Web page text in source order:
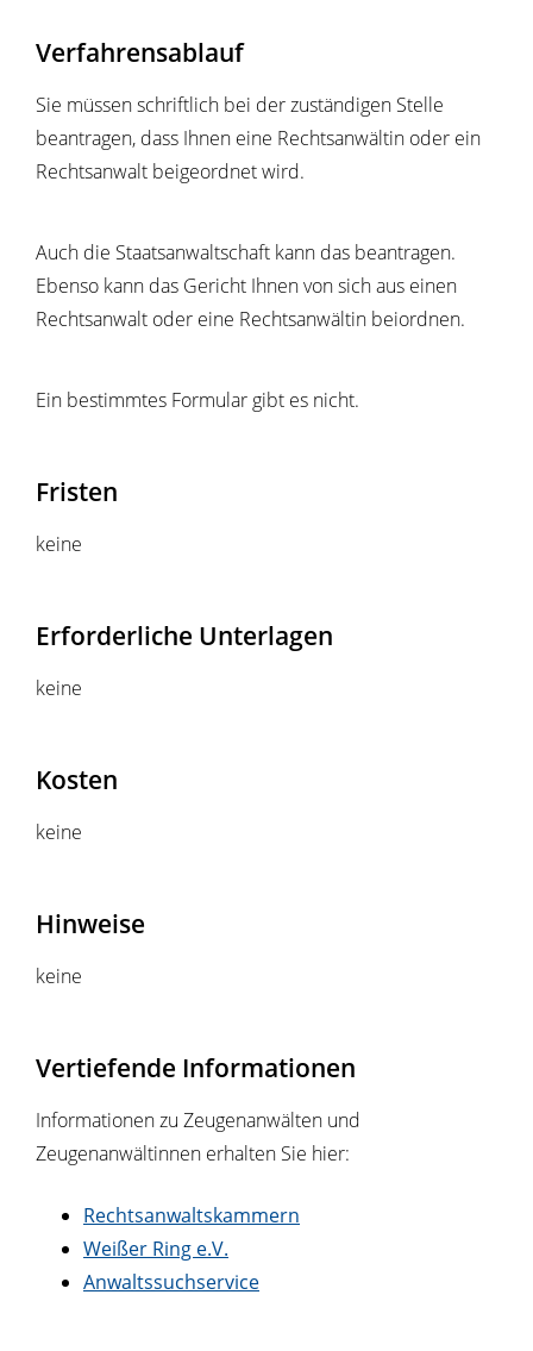
Verfahrensablauf
Sie müssen schriftlich bei der zuständigen Stelle
beantragen, dass Ihnen eine Rechtsanwältin oder ein
Rechtsanwalt beigeordnet wird.
Auch die Staatsanwaltschaft kann das beantragen.
Ebenso kann das Gericht Ihnen von sich aus einen
Rechtsanwalt oder eine Rechtsanwältin beiordnen.
Ein bestimmtes Formular gibt es nicht.
Fristen
keine
Erforderliche Unterlagen
keine
Kosten
keine
Hinweise
keine
Vertiefende Informationen
Informationen zu Zeugenanwälten und
Zeugenanwältinnen erhalten Sie hier:
Rechtsanwaltskammern
Weißer Ring e.V.
Anwaltssuchservice